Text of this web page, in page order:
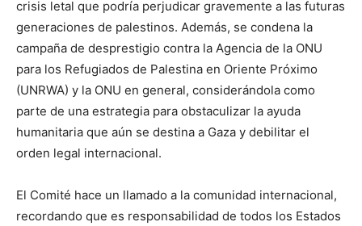
crisis letal que podría perjudicar gravemente a las futuras
generaciones de palestinos. Además, se condena la
campaña de desprestigio contra la Agencia de la ONU
para los Refugiados de Palestina en Oriente Próximo
(UNRWA) y la ONU en general, considerándola como
parte de una estrategia para obstaculizar la ayuda
humanitaria que aún se destina a Gaza y debilitar el
orden legal internacional.
El Comité hace un llamado a la comunidad internacional,
recordando que es responsabilidad de todos los Estados